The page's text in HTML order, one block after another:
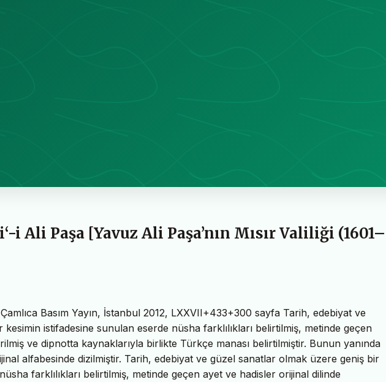
Ali Paşa [Yavuz Ali Paşa’nın Mısır Valiliği (1601–
Basım Yayın, İstanbul 2012, LXXVII+433+300 sayfa Tarih, edebiyat ve
istifadesine sunulan eserde nüsha farklılıkları belirtilmiş, metinde geçen
ve dipnotta kaynaklarıyla birlikte Türkçe manası belirtilmiştir. Bunun yanında
alfabesinde dizilmiştir. Tarih, edebiyat ve güzel sanatlar olmak üzere geniş bir
farklılıkları belirtilmiş, metinde geçen ayet ve hadisler orijinal dilinde